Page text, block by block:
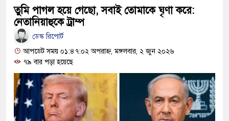
জুলাই’ স্মারক তোরণে আগুনের ঘটনায় মামলা
করতে আসিনি, জনগণের দাবি নিয়ে এসেছি:
অধিকার নিশ্চিতে ব্যর্থ বিএনপি সরকার
তুমি পাগল হয়ে গেছো, সবাই তোমাকে ঘৃণা করে:
নেতানিয়াহুকে ট্রাম্প
ডেস্ক রিপোর্ট
আপডেট সময় ০১:৪৭:০২ অপরাহ্ন, মঙ্গলবার, ২ জুন ২০২৬
৭৯ বার পড়া হয়েছে